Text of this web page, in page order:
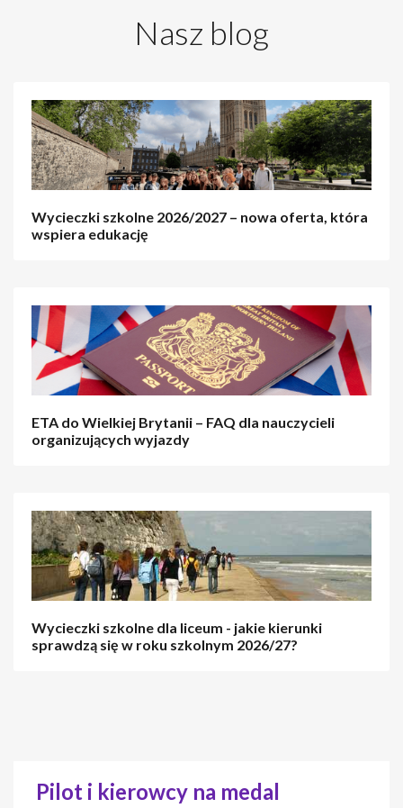
Nasz blog
Wycieczki szkolne 2026/2027 – nowa oferta, która
wspiera edukację
ETA do Wielkiej Brytanii – FAQ dla nauczycieli
organizujących wyjazdy
Wycieczki szkolne dla liceum - jakie kierunki
sprawdzą się w roku szkolnym 2026/27?
Pilot i kierowcy na medal